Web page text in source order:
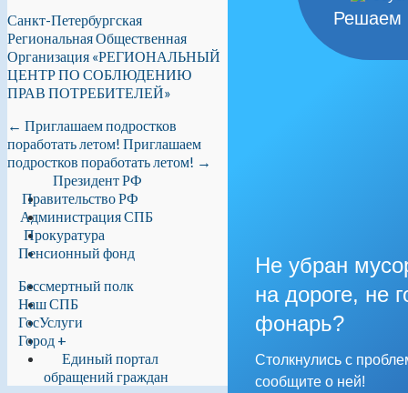
Решаем
Не убран
на дороге, не
фонарь?
Столкнулись с
сообщите о ней!
Санкт-Петербургская
Региональная Общественная
Организация «РЕГИОНАЛЬНЫЙ
ЦЕНТР ПО СОБЛЮДЕНИЮ
ПРАВ ПОТРЕБИТЕЛЕЙ»
← Приглашаем подростков
поработать летом! Приглашаем
подростков поработать летом! →
Президент РФ
Правительство РФ
Администрация СПБ
Прокуратура
Пенсионный фонд
Бессмертный полк
Наш СПБ
ГосУслуги
Город +
Единый портал
обращений граждан